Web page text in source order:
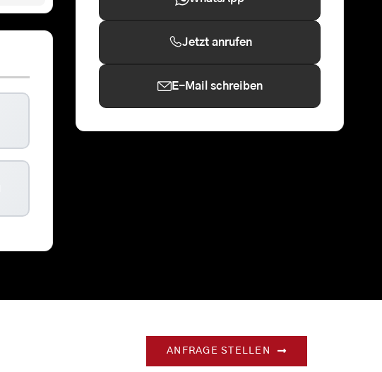
Jetzt anrufen
E-Mail schreiben
ANFRAGE STELLEN